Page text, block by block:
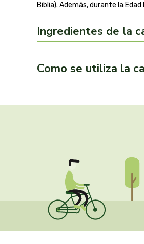
Biblia). Además, durante la
Ingredientes de la
Como se utiliza la